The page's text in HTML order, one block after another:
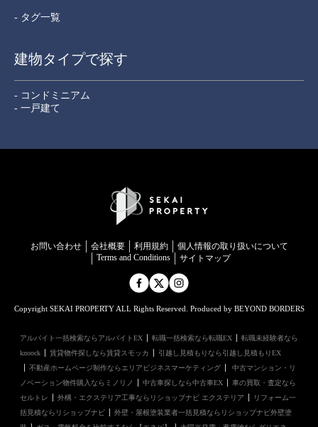
- タグ一覧
建物タイプで探す
- コンドミニアム
- 一戸建て
お問い合わせ 会社概要 利用規約
個⼈情報の取り扱いについて
Terms and Conditions
サイトマップ
Copyright SEKAI PROPERTY ALL Rights Reserved. Produced by BEYOND BORDERS
アルバイト一括検索ならアルバイトEX 転職一括検索なら転職EX
転職未経験者なら
knoock
賃貸物件探しなら賃貸スモッカ
引越し見積もりなら引越し見積もりEX
不動産ホームページ制作ならエリアビジネスマーケティング
中古マンション・リ
ノベーション物件購入ならミノリノ
中古車探しなら中古車EX
車の買取・査定なら
セルトレ
外構・エクステリア工事ならリショップナビ エクステリア
リフォーム一
括見積ならリショップナビ
外壁・屋根塗装業者一括見積ならリショップナビ外壁塗